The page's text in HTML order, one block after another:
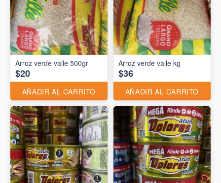
Arroz verde valle 500gr
$20
AÑADIR AL CARRITO
Arroz verde valle kg
$36
AÑADIR AL CARRITO